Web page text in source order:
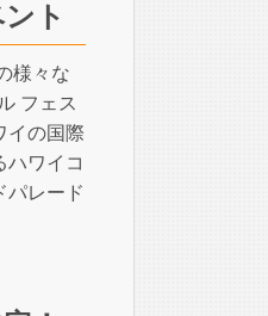
ト
様々な
フェス
イの国際
ハワイコ
パレード